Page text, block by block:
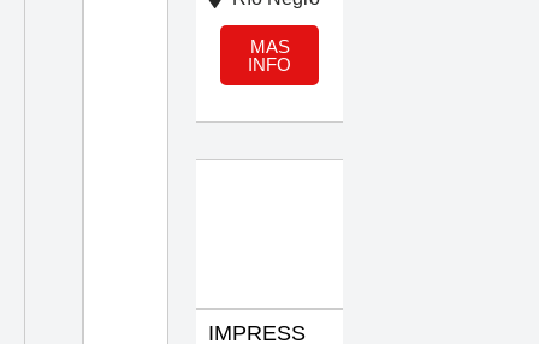
MAS
INFO
IMPRESS